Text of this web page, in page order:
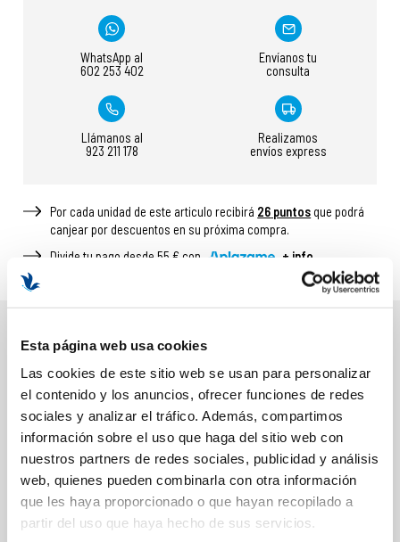
Esta página web usa cookies
Las cookies de este sitio web se usan para personalizar
el contenido y los anuncios, ofrecer funciones de redes
sociales y analizar el tráfico. Además, compartimos
información sobre el uso que haga del sitio web con
nuestros partners de redes sociales, publicidad y análisis
web, quienes pueden combinarla con otra información
que les haya proporcionado o que hayan recopilado a
partir del uso que haya hecho de sus servicios.
WhatsApp al
602 253 402
Envíanos tu
consulta
Llámanos al
923 211 178
Realizamos
envíos express
Por cada unidad de este articulo recibirá 26 puntos que podrá
canjear por descuentos en su próxima compra.
Divide tu pago desde 55 € con
+ info
DESCRIPCIÓN
BENEFICIOS Y PROPIEDADES
Reduce visiblemente bolsas y ojeras.
Atenúa líneas de expresión y arrugas.
Hidratación profunda y duradera.
Efecto lifting y reafirmante.
Aporta luminosidad y vitalidad.
Mejora la elasticidad y firmeza de la piel.